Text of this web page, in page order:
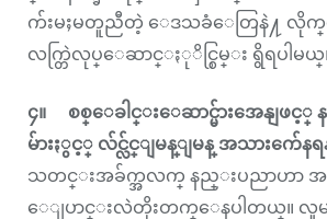
က်းမႈမတူညီတဲ့ ေဒသခံေတြနဲ႔ လို
လက္တြဲလုပ္ေဆာင္ႏုိင္စြမ္း ရွိရပါမယ္
၄။ စစ္ေခါင္းေဆာင္မ်ားအေနျဖ
မ်ားႏွင့္ လ်င္လ်င္ျမန္ျမန္ အသားက်ေန
သတင္းအခ်က္အလက္ နည္းပညာဟာ အလြ
ေျပာင္းလဲတိုးတက္ေနပါတယ္။ လူမႈ